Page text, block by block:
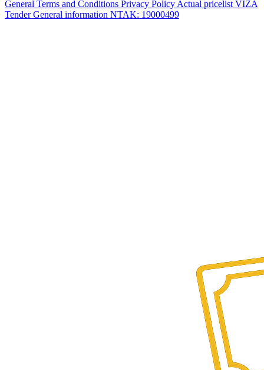
General Terms and Conditions Privacy Policy Actual pricelist VIZA
TenderGeneral information NTAK: 19000499